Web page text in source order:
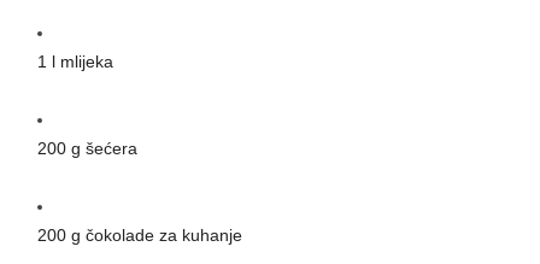
1 l mlijeka
200 g šećera
200 g čokolade za kuhanje